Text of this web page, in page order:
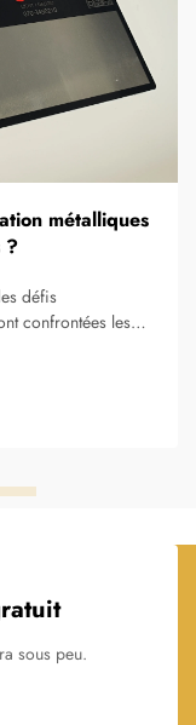
métalliques
?
défis
confrontées les
La
les actifs
sous peu.